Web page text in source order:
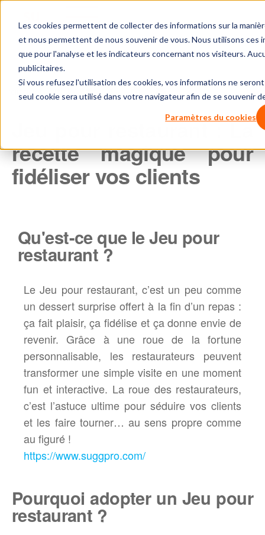
Les cookies permettent de collecter des informations sur la
et nous permettent de nous souvenir de vous. Nous utilisons ces
que pour l'analyse et les indicateurs concernant nos visiteurs.
publicitaires.
Si vous refusez l'utilisation des cookies, vos informations ne
seul cookie sera utilisé dans votre navigateur afin de se souvenir
Paramètres du cookies
Partager l'article :
Jeu pour restaurant : La
recette magique pour
fidéliser vos clients
Qu'est-ce que le Jeu pour
restaurant ?
Le Jeu pour restaurant, c’est un peu comme
un dessert surprise offert à la fin d’un repas :
ça fait plaisir, ça fidélise et ça donne envie de
revenir. Grâce à une roue de la fortune
personnalisable, les restaurateurs peuvent
transformer une simple visite en une moment
fun et interactive. La roue des restaurateurs,
c’est l’astuce ultime pour séduire vos clients
et les faire tourner… au sens propre comme
au figuré !
https://www.suggpro.com/
Pourquoi adopter un Jeu pour
restaurant ?